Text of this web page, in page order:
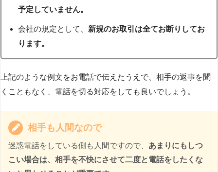
予定していません。
会社の規定として、 新規のお取引は全てお断りしてお
ります。
上記のような例文をお電話で伝えたうえで、相手の返事を聞
くこともなく、電話を切る対応をしても良いでしょう。
相手も人間なので
迷惑電話をしている側も人間ですので、 あまりにもしつ
こい場合は、相手を不快にさせて二度と電話をしたくな